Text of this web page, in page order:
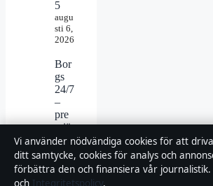
5
augu
sti 6,
2026
Bor
gs
24/7
–
pre
miär
,
han
dlin
g,
Vi använder nödvändiga cookies för att
ditt samtycke, cookies för analys och
förbättra den och finansiera vår journalistik.
och Integritetspolicy.